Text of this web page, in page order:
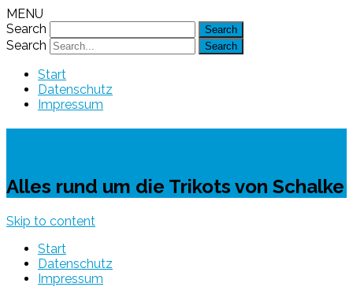
MENU
Search
Search
Start
Datenschutz
Impressum
Alles rund um die Trikots von Schalke
Skip to content
Start
Datenschutz
Impressum